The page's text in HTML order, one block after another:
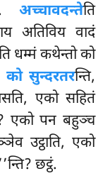
अच्चावदन्तेति
अतिविय वादं
धम्मं कथेन्तो को
को सुन्दरतरन्ति,
एको सहितं
एको पन बहुञ्च
उट्ठाति, एको
छट्ठं.